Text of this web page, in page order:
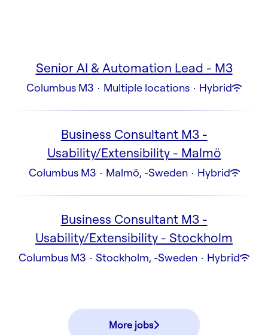
Senior AI & Automation Lead - M3
Columbus M3 · Multiple locations · Hybrid
Business Consultant M3 -
Usability/Extensibility - Malmö
Columbus M3 · Malmö, -Sweden · Hybrid
Business Consultant M3 -
Usability/Extensibility - Stockholm
Columbus M3 · Stockholm, -Sweden · Hybrid
More jobs